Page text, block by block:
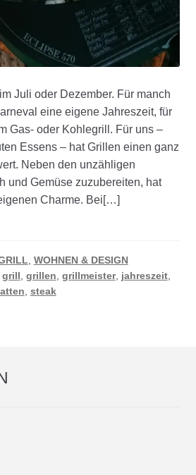
Juli oder Dezember. Für manch
eine eigene Jahreszeit, für
Gas- oder Kohlegrill. Für uns –
Essens – hat Grillen einen ganz
Neben den unzähligen
und Gemüse zuzubereiten, hat
Charme. Bei[…]
, WOHNEN & DESIGN
grill, grillen, grillmeister, jahreszeit,
, steak